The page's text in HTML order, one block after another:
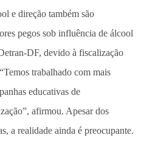
e direção também são
pegos sob influência de álcool
DF, devido à fiscalização
trabalhado com mais
educativas de
afirmou. Apesar dos
a realidade ainda é preocupante.